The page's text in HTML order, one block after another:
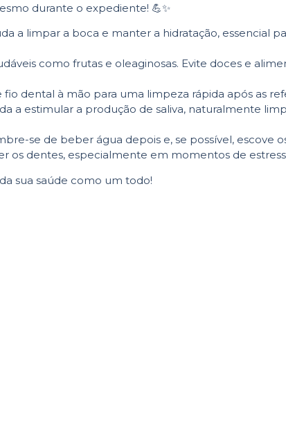
durante o expediente! 💪✨
a limpar a boca e manter a hidratação, essencial
como frutas e oleaginosas. Evite doces e
fio dental à mão para uma limpeza rápida após as
a estimular a produção de saliva, naturalmente
se de beber água depois e, se possível, escove
os dentes, especialmente em momentos de
sua saúde como um todo!